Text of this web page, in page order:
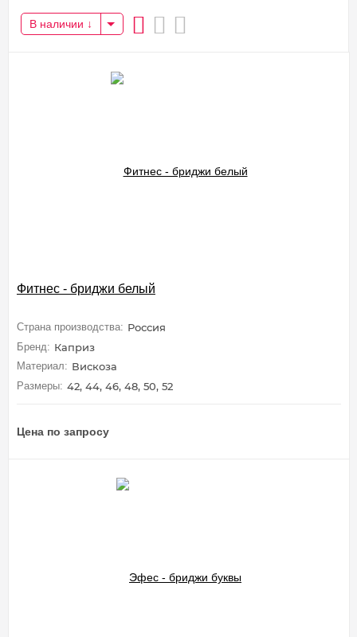
В наличии
Фитнес - бриджи белый
Страна производства: Россия
Бренд: Каприз
Материал: Вискоза
Размеры: 42, 44, 46, 48, 50, 52
Цена по запросу